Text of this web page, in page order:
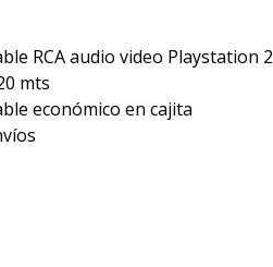
RCA audio video Playstation 2
mts
económico en cajita